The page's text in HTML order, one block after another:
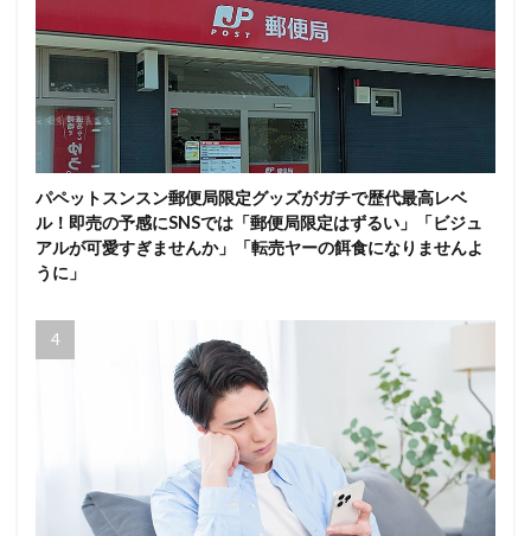
パペットスンスン郵便局限定グッズがガチで歴代最高レベ
ル！即売の予感にSNSでは「郵便局限定はずるい」「ビジュ
アルが可愛すぎませんか」「転売ヤーの餌食になりませんよ
うに」